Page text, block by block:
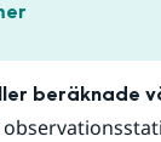
beräknade